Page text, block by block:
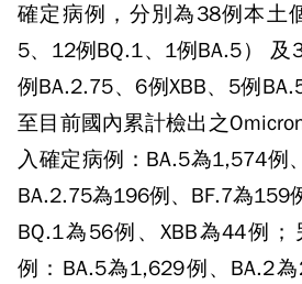
確定病例，分別為38例本土
5、12例BQ.1、1例BA.5）
例BA.2.75、6例XBB、5例
至目前國內累計檢出之
入確定病例：BA.5為1,574例
BA.2.75為196例、BF.7為159
BQ.1為56例、XBB為44例
例：BA.5為1,629例、BA.2